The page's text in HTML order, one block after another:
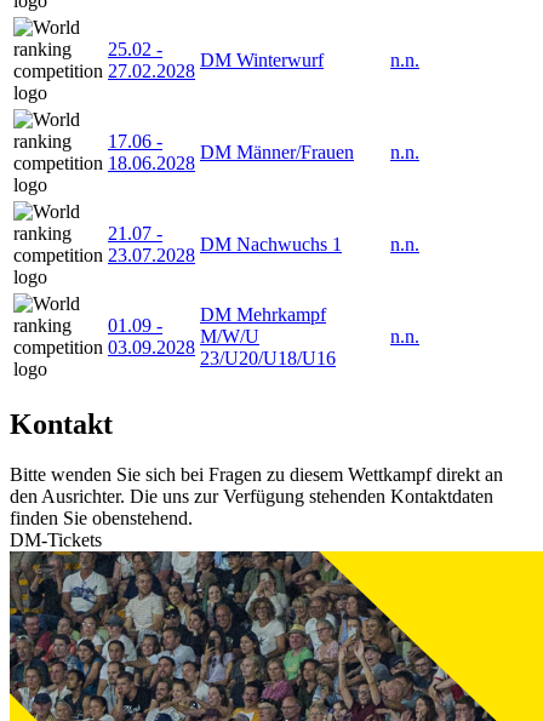
25.02 -
27.02.2028
DM Winterwurf n.n.
17.06 -
18.06.2028
DM Männer/Frauen n.n.
21.07 -
23.07.2028
DM Nachwuchs 1 n.n.
01.09 -
03.09.2028
DM Mehrkampf
M/W/U
23/U20/U18/U16
n.n.
Kontakt
Bitte wenden Sie sich bei Fragen zu diesem Wettkampf direkt an
den Ausrichter. Die uns zur Verfügung stehenden Kontaktdaten
finden Sie obenstehend.
DM-Tickets